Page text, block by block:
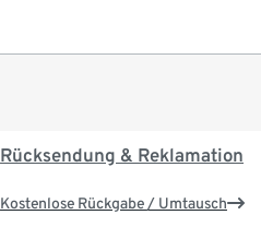
Rücksendung & Reklamation
Kostenlose Rückgabe / Umtausch